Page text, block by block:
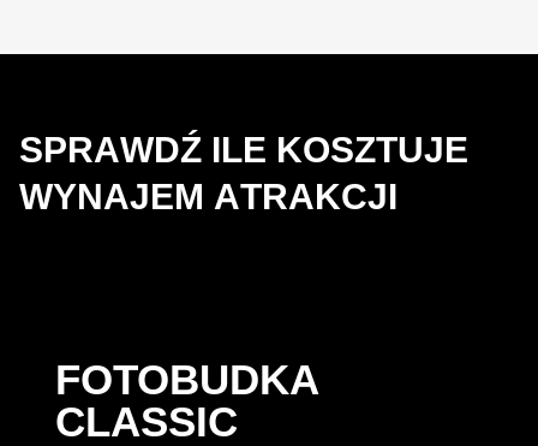
SPRAWDŹ ILE KOSZTUJE
WYNAJEM ATRAKCJI
FOTOBUDKA
CLASSIC